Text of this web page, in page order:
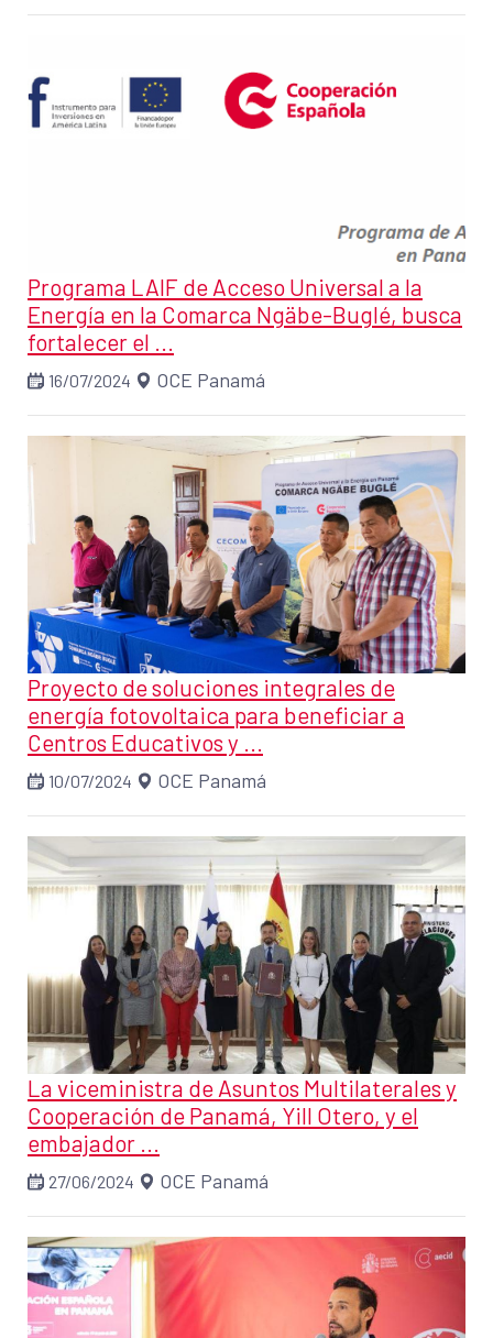
Programa LAIF de Acceso Universal a la
Energía en la Comarca Ngäbe-Buglé, busca
fortalecer el ...
16/07/2024 OCE Panamá
Proyecto de soluciones integrales de
energía fotovoltaica para beneficiar a
Centros Educativos y ...
10/07/2024 OCE Panamá
La viceministra de Asuntos Multilaterales y
Cooperación de Panamá, Yill Otero, y el
embajador ...
27/06/2024 OCE Panamá